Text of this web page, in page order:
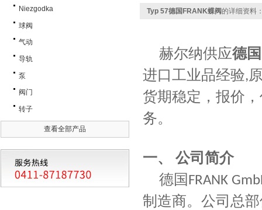
Niezgodka
球阀
气动
导轨
泵
阀门
转子
查看全部产品
Typ 57德国FRANK蝶阀的详细资料
赫尔纳供应德国
进口工业品经验,
货期稳定，报价
务。
一、
公司简介
德国 FRANK
制造商。公司总